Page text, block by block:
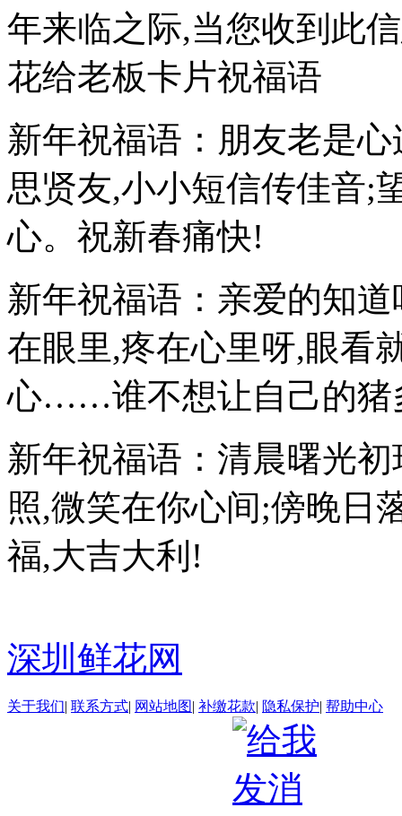
年来临之际,当您收到此
花给老板卡片祝福语
新年祝福语：朋友老是
思贤友,小小短信传佳音;
心。祝新春痛快!
新年祝福语：亲爱的知
在眼里,疼在心里呀,眼看
心……谁不想让自己的猪
新年祝福语：清晨曙光
照,微笑在你心间;傍晚日
福,大吉大利!
深圳鲜花网
关于我们| 联系方式| 网站地图| 补缴花款| 隐私保护| 帮助中心